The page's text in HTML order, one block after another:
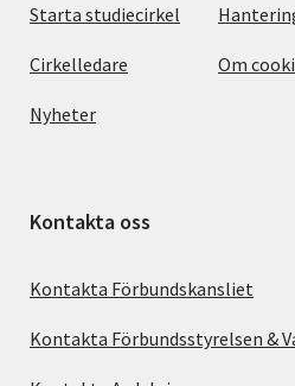
Starta studiecirkel
Cirkelledare
Nyheter
Om
Kontakta oss
Kontakta Förbundskansliet
Kontakta Förbundsstyrelsen &